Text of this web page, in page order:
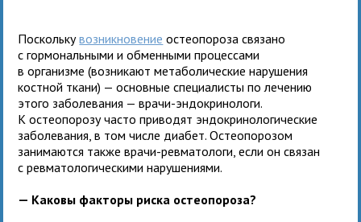
Посколькувозникновение остеопороза связано
с гормональными и обменными процессами
в организме (возникают метаболические нарушения
костной ткани) — основные специалисты по лечению
этого заболевания — врачи-эндокринологи.
К остеопорозу часто приводят эндокринологические
заболевания, в том числе диабет. Остеопорозом
занимаются также врачи-ревматологи, если он связан
с ревматологическими нарушениями.
— Каковы факторы риска остеопороза?